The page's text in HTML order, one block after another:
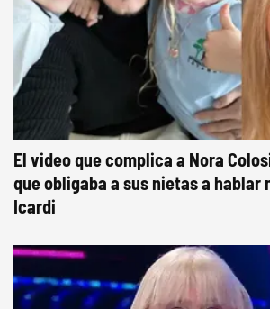
El video que complica a Nora
que obligaba a sus nietas a hablar
Icardi